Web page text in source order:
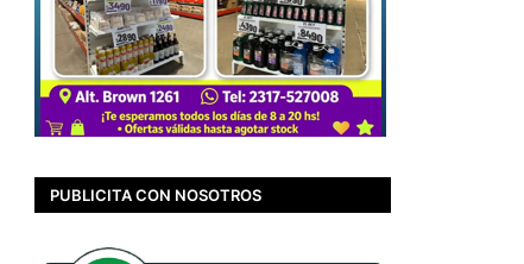
PUBLICITA CON NOSOTROS